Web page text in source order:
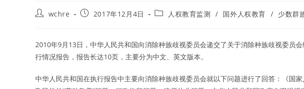
Postwchre
Post2017年12月4日
Post 人权教育监测 / 国外人权教育 / 少数群
2010年9月13日，中华人民共和国向消除种族歧视委员会递交了关于消除种族歧视委员
行情况报告，报告长达10页，主要分为中文、英文版本。
中华人民共和国在执行报告中主要向消除种族歧视委员会就以下问题进行了回答：《国